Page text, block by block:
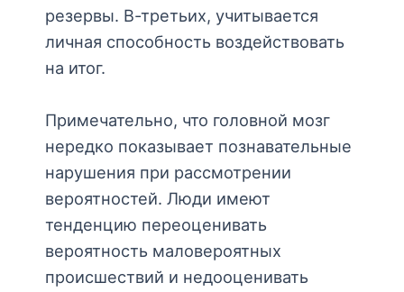
резервы. В-третьих, учитывается
личная способность воздействовать
на итог.
Примечательно, что головной мозг
нередко показывает познавательные
нарушения при рассмотрении
вероятностей. Люди имеют
тенденцию переоценивать
вероятность маловероятных
происшествий и недооценивать